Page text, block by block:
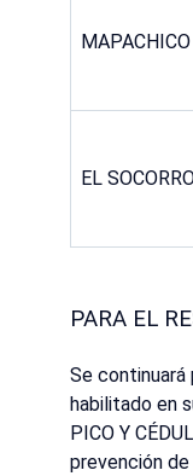
MAPACHICO
EL
PARA EL
Se continuará
habilitado en
PICO Y
prevención